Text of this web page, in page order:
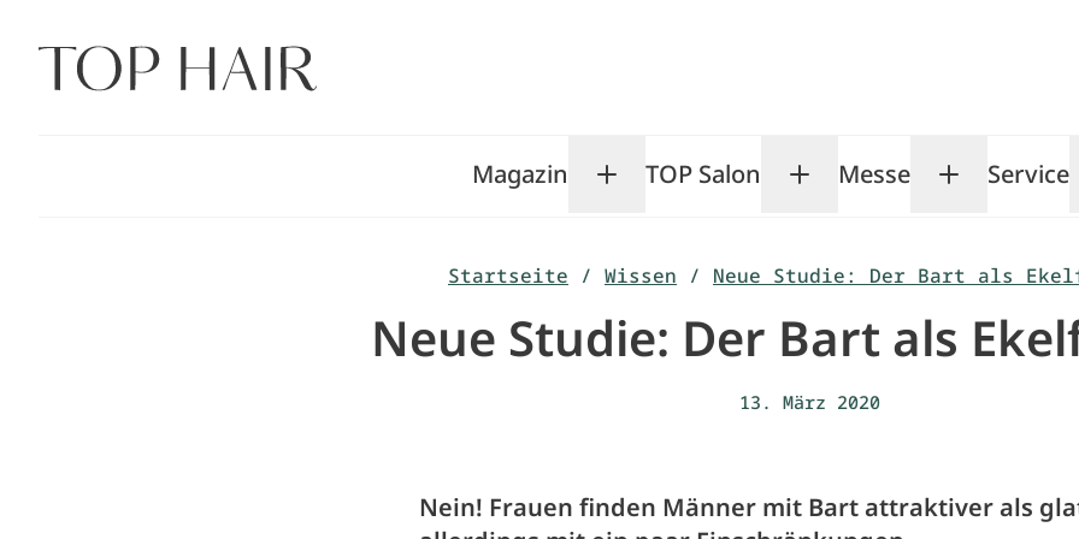
Inhalt
springen
Magazin Toggle Magazin submenu
TOP Salon Toggle TOP Salon
Messe ToggleService
Startseite / Wissen / Neue Studie: Der Bart als
Neue Studie: Der Bart als
13. März 2020
Nein! Frauen finden Männer mit Bart attraktiver als